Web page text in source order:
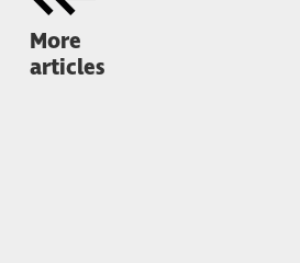
More
articles